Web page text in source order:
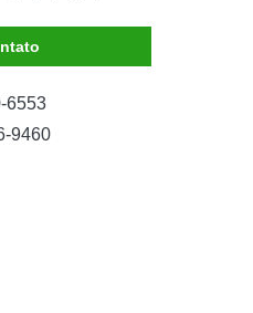
6553
9460